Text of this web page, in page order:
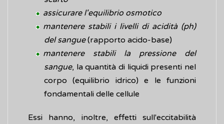
assicurare l'equilibrio osmotico
mantenere stabili i livelli di acidità (ph)
del sangue(rapporto acido-base)
mantenere stabili la pressione del
sangue, la quantità di liquidi presenti nel
corpo (equilibrio idrico) e le funzioni
fondamentali delle cellule
Essi hanno, inoltre, effetti sull'eccitabilità